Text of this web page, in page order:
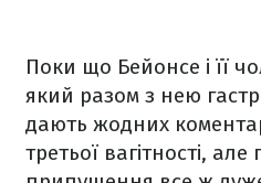
Поки що Бейонсе і її
який разом з нею
дають жодних
третьої вагітності, але